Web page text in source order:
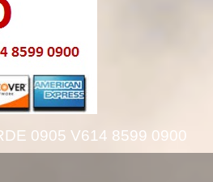
0905 V614 8599 0900